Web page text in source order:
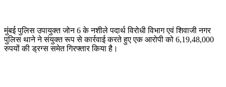
मुंबई पुलिस उपायुक्त जोन 6 के नशीले पदार्थ विरोधी विभाग एवं शिवाजी नगर
पुलिस थाने ने संयुक्त रूप से कार्रवाई करते हुए एक आरोपी को 6,19,48,000
रुपयों की ड्रग्स समेत गिरफ्तार किया है।